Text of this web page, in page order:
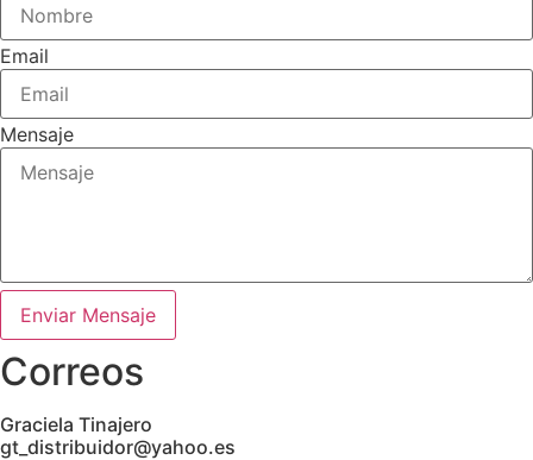
Email
Mensaje
Enviar Mensaje
Correos
Graciela Tinajero
gt_distribuidor@yahoo.es